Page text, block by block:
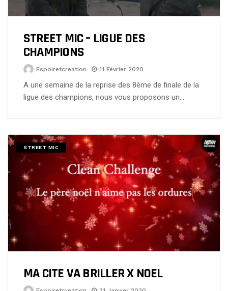
STREET MIC – LIGUE DES
CHAMPIONS
Espoiretcreation 11 Février 2020
A une semaine de la reprise des 8ème de finale de la
ligue des champions, nous vous proposons un…
STREET MIC
MA CITE VA BRILLER X NOEL